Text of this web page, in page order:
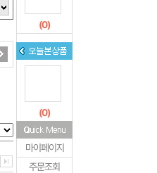
(0)
(0)
마이페이지
주문조회